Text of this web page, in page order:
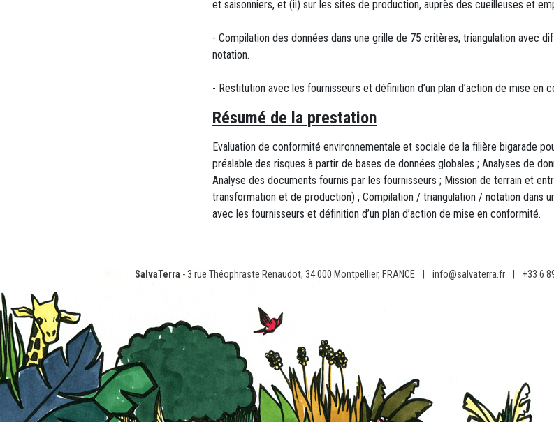
et saisonniers, et (ii) sur les sites de production, auprès des cueilleuses et
- Compilation des données dans une grille de 75 critères, triangulation avec
notation.
- Restitution avec les fournisseurs et définition d’un plan d’action de mise en
Résumé de la prestation
Evaluation de conformité environnementale et sociale de la filière bigarade
préalable des risques à partir de bases de données globales ; Analyses de
Analyse des documents fournis par les fournisseurs ; Mission de terrain et
transformation et de production) ; Compilation / triangulation / notation dans
avec les fournisseurs et définition d’un plan d’action de mise en conformité.
SalvaTerra - 3 rue Théophraste Renaudot, 34 000 Montpellier, FRANCE info@salvaterra.fr +33 6